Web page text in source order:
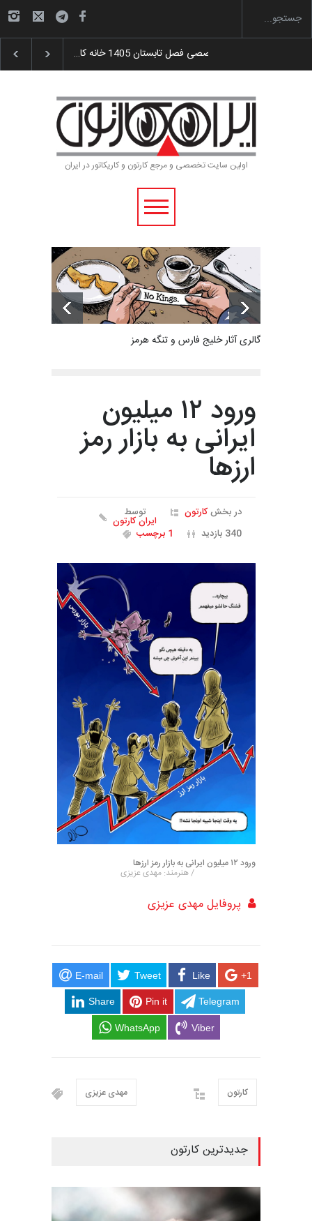
آغاز دوره‌های تخصصی فصل تابستان 1405 خانه کا…
اولین سایت تخصصی و مرجع کارتون و کاریکاتور در ایران
گالری آثار خلیج فارس و تنگه هرمز
ورود ۱۲ میلیون
ایرانی به بازار رمز
ارزها
در بخشکارتون توسط
ایران کارتون
340 بازدید
1 برچسب
ورود ۱۲ میلیون ایرانی به بازار رمز ارزها
/ هنرمند: مهدی عزیزی
پروفایل مهدی عزیزی
E-mail Tweet Like +1
Share Pin it Telegram
WhatsApp Viber
مهدی عزیزی کارتون
جدیدترین کارتون